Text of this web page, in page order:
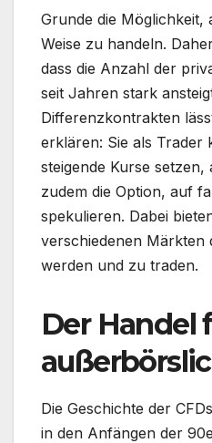
Grunde die
Weise zu handeln.
dass die Anzahl der
seit Jahren stark
Differenzkontrakten
erklären: Sie als Trader
steigende Kurse
zudem die Option, auf
spekulieren. Dabei
verschiedenen Märkten
werden und zu traden.
Der Handel
Die Geschichte der
in den Anfängen der